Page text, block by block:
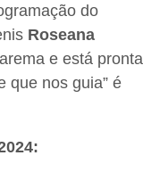
do
Roseana
e está pronta
que nos guia” é